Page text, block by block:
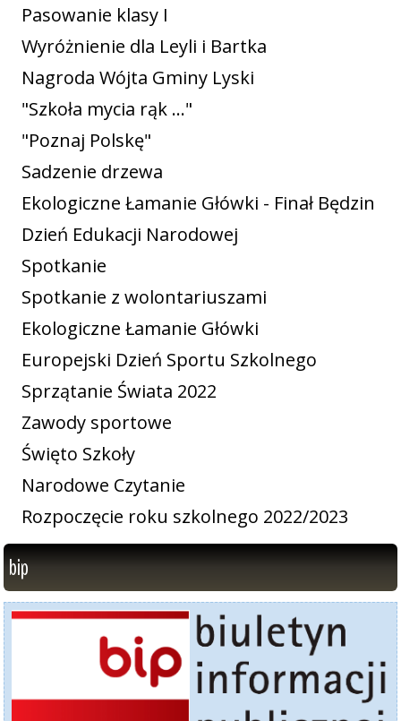
Pasowanie klasy I
Wyróżnienie dla Leyli i Bartka
Nagroda Wójta Gminy Lyski
"Szkoła mycia rąk ..."
"Poznaj Polskę"
Sadzenie drzewa
Ekologiczne Łamanie Główki - Finał Będzin
Dzień Edukacji Narodowej
Spotkanie
Spotkanie z wolontariuszami
Ekologiczne Łamanie Główki
Europejski Dzień Sportu Szkolnego
Sprzątanie Świata 2022
Zawody sportowe
Święto Szkoły
Narodowe Czytanie
Rozpoczęcie roku szkolnego 2022/2023
bip